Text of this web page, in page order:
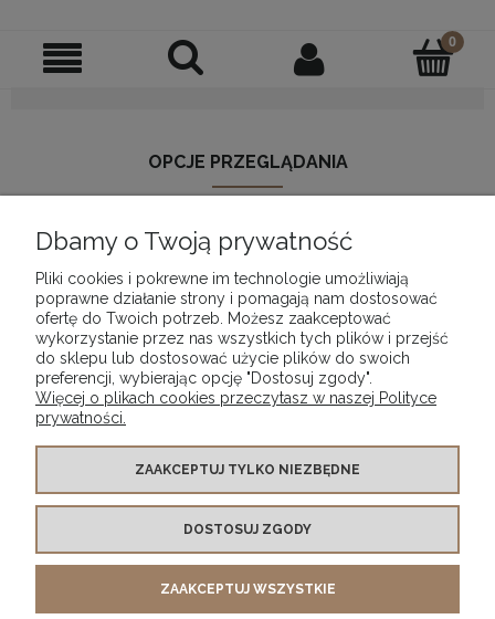
OPCJE PRZEGLĄDANIA
Nie znaleziono produktów spełniających podane kryteria.
POMOC
MOJE KONTO
PŁATNOŚCI I DOSTAWA
INFORMACJE
O NAS
Dbamy o Twoją prywatność
Pliki cookies i pokrewne im technologie umożliwiają
poprawne działanie strony i pomagają nam dostosować
ofertę do Twoich potrzeb. Możesz zaakceptować
wykorzystanie przez nas wszystkich tych plików i przejść
do sklepu lub dostosować użycie plików do swoich
preferencji, wybierając opcję "Dostosuj zgody".
Więcej o plikach cookies przeczytasz w naszej Polityce
prywatności.
ZAAKCEPTUJ TYLKO NIEZBĘDNE
DOSTOSUJ ZGODY
ZAAKCEPTUJ WSZYSTKIE